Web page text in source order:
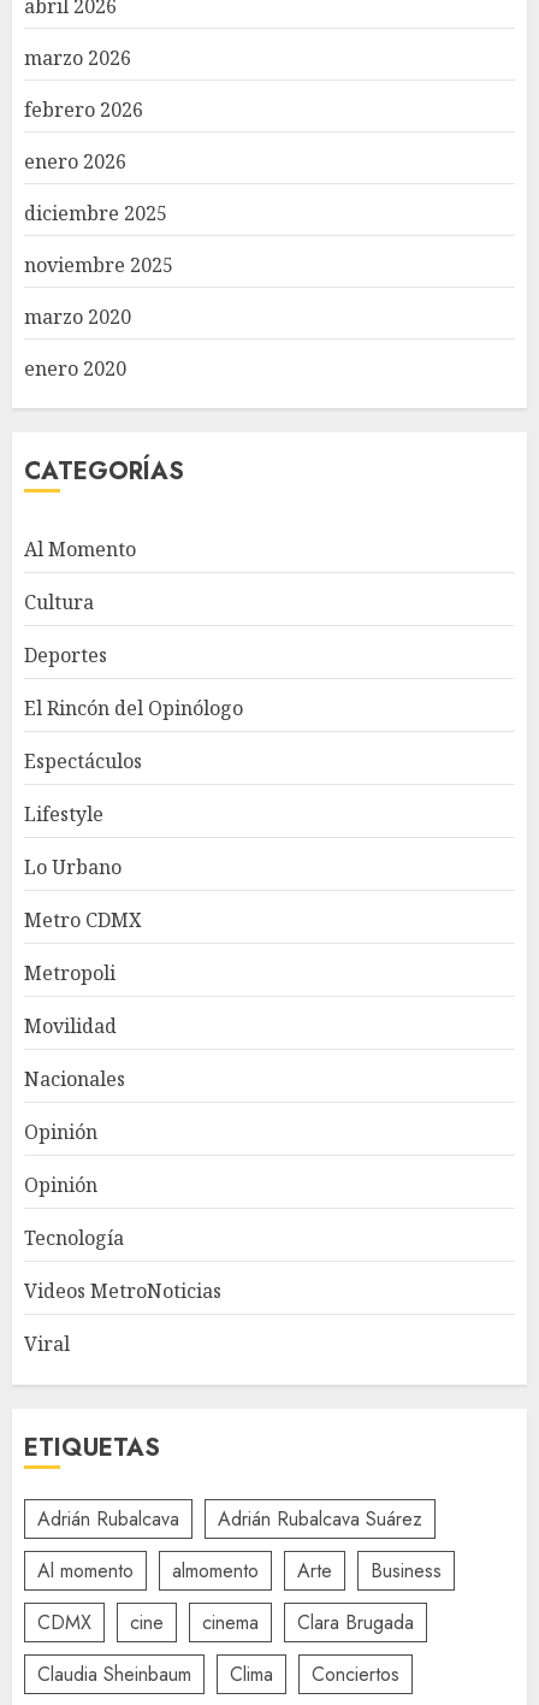
abril 2026
marzo 2026
febrero 2026
enero 2026
diciembre 2025
noviembre 2025
marzo 2020
enero 2020
CATEGORÍAS
Al Momento
Cultura
Deportes
El Rincón del Opinólogo
Espectáculos
Lifestyle
Lo Urbano
Metro CDMX
Metropoli
Movilidad
Nacionales
Opinión
Opinión
Tecnología
Videos MetroNoticias
Viral
ETIQUETAS
Adrián Rubalcava
Adrián Rubalcava Suárez
Al momento
almomento Arte
Business
CDMX
cine cinema
Clara Brugada
Claudia Sheinbaum
Clima Conciertos